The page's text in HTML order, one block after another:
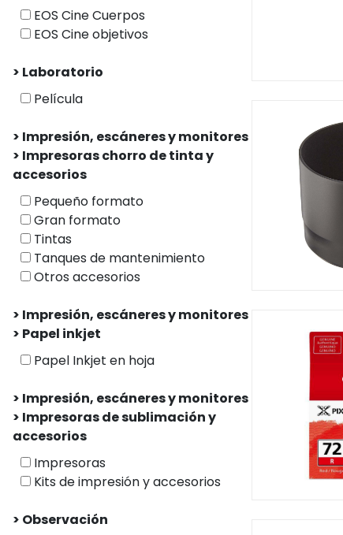
EOS Cine Cuerpos
EOS Cine objetivos
> Laboratorio
Película
> Impresión, escáneres y monitores
> Impresoras chorro de tinta y
accesorios
Pequeño formato
Gran formato
Tintas
Tanques de mantenimiento
Otros accesorios
> Impresión, escáneres y monitores
> Papel inkjet
Papel Inkjet en hoja
> Impresión, escáneres y monitores
> Impresoras de sublimación y
accesorios
Impresoras
Kits de impresión y accesorios
> Observación